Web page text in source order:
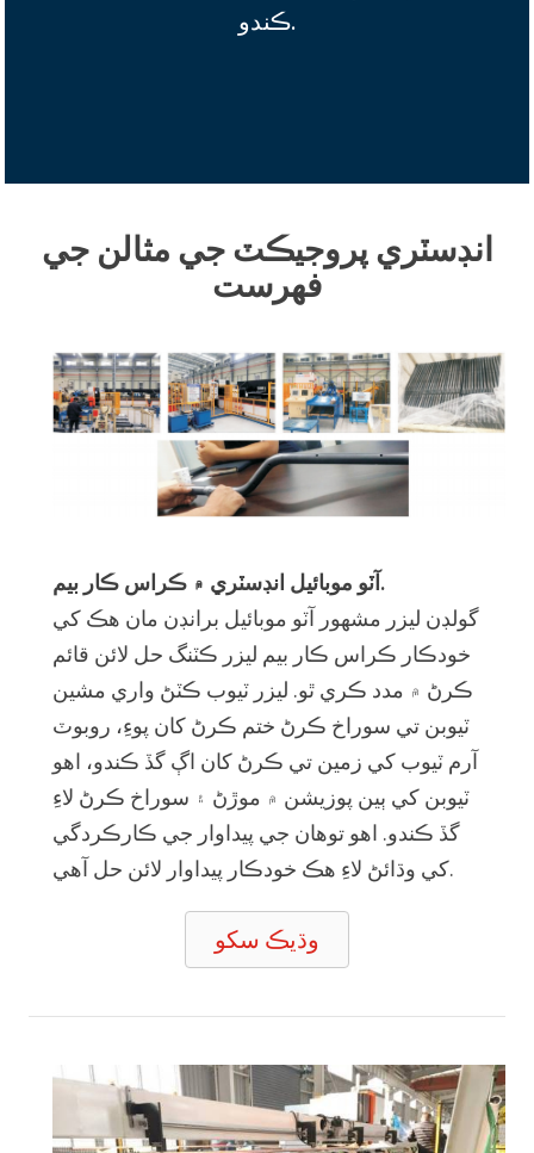
ڪندو.
انڊسٽري پروجيڪٽ جي مثالن جي
فهرست
آٽو موبائيل انڊسٽري ۾ ڪراس ڪار بيم.
گولڊن ليزر مشهور آٽو موبائيل برانڊن مان هڪ کي
خودڪار ڪراس ڪار بيم ليزر ڪٽنگ حل لائن قائم
ڪرڻ ۾ مدد ڪري ٿو. ليزر ٽيوب ڪٽڻ واري مشين
ٽيوبن تي سوراخ ڪرڻ ختم ڪرڻ کان پوءِ، روبوٽ
آرم ٽيوب کي زمين تي ڪرڻ کان اڳ گڏ ڪندو، اهو
ٽيوبن کي ٻين پوزيشن ۾ موڙڻ ۽ سوراخ ڪرڻ لاءِ
گڏ ڪندو. اهو توهان جي پيداوار جي ڪارڪردگي
کي وڌائڻ لاءِ هڪ خودڪار پيداوار لائن حل آهي.
وڌيڪ سکو